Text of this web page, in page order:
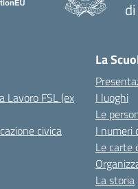
Lavoro FSL (ex
civica
La
I luoghi
Le
I numeri
Le carte
La storia